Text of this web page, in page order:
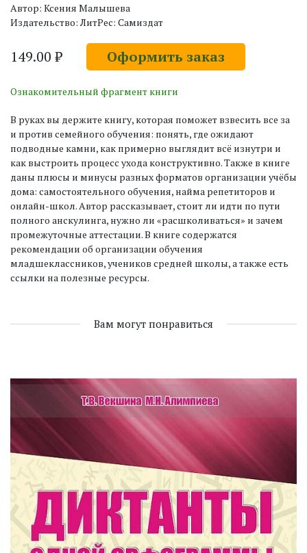
Автор: Ксения Малышева
Издательство: ЛитРес: Самиздат
149.00 ₽ Оформить заказ
Ознакомительный фрагмент книги
В руках вы держите книгу, которая поможет взвесить все за
и против семейного обучения: понять, где ожидают
подводные камни, как примерно выглядит всё изнутри и
как выстроить процесс ухода конструктивно. Также в книге
даны плюсы и минусы разных форматов организации учёбы
дома: самостоятельного обучения, найма репетиторов и
онлайн-школ. Автор рассказывает, стоит ли идти по пути
полного анскулинга, нужно ли «расшколиваться» и зачем
промежуточные аттестации. В книге содержатся
рекомендации об организации обучения
младшеклассников, учеников средней школы, а также есть
ссылки на полезные ресурсы.
Вам могут понравиться